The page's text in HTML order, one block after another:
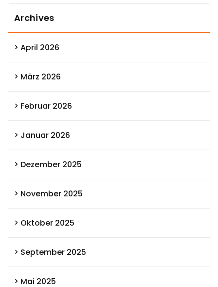
Archives
April 2026
März 2026
Februar 2026
Januar 2026
Dezember 2025
November 2025
Oktober 2025
September 2025
Mai 2025